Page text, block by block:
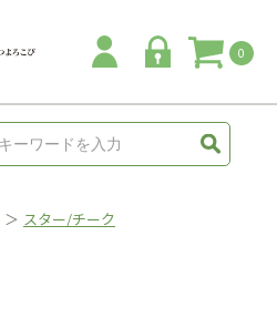
0
＞ スター/チーク